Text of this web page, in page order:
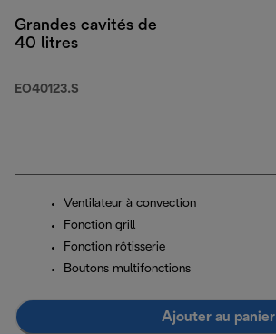
Grandes cavités de
40 litres
EO40123.S
Ventilateur à convection
Fonction grill
Fonction rôtisserie
Boutons multifonctions
Ajouter au panier